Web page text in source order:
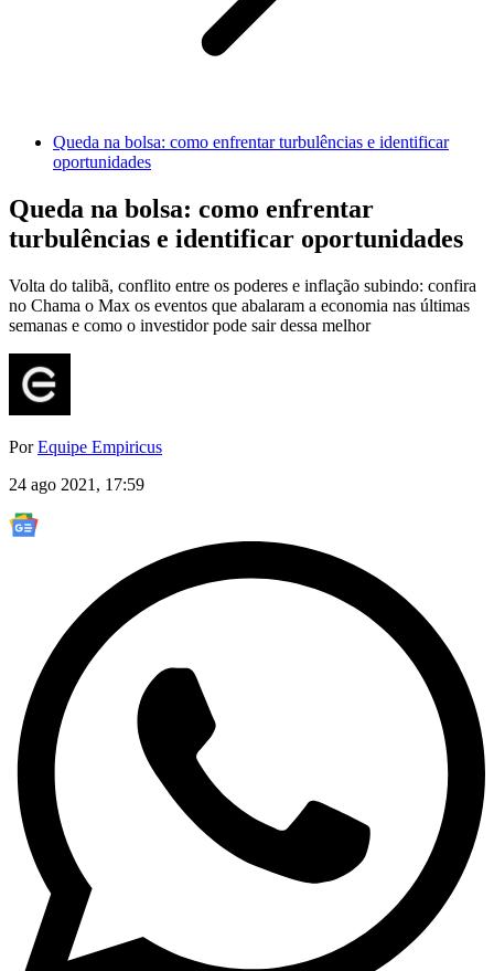
Queda na bolsa: como enfrentar turbulências e identificar
oportunidades
Queda na bolsa: como enfrentar
turbulências e identificar oportunidades
Volta do talibã, conflito entre os poderes e inflação subindo: confira
no Chama o Max os eventos que abalaram a economia nas últimas
semanas e como o investidor pode sair dessa melhor
PorEquipe Empiricus
24 ago 2021, 17:59